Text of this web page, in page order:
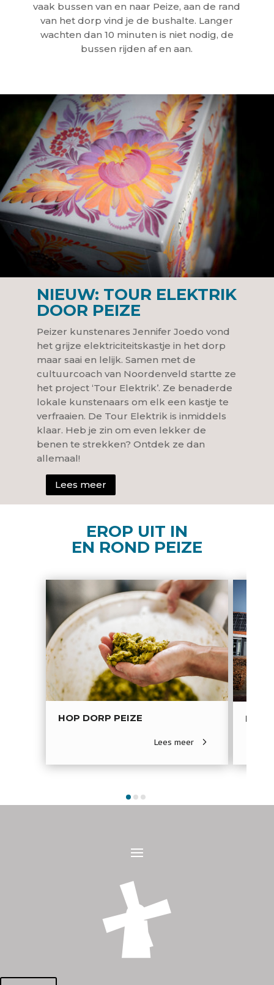
vaak bussen van en naar Peize, aan de rand
van het dorp vind je de bushalte. Langer
wachten dan 10 minuten is niet nodig, de
bussen rijden af en aan.
NIEUW: TOUR ELEKTRIK
DOOR PEIZE
Peizer kunstenares Jennifer Joedo vond
het grijze elektriciteitskastje in het dorp
maar saai en lelijk. Samen met de
cultuurcoach van Noordenveld startte ze
het project ‘Tour Elektrik’. Ze benaderde
lokale kunstenaars om elk een kastje te
verfraaien. De Tour Elektrik is inmiddels
klaar. Heb je zin om even lekker de
benen te strekken? Ontdek ze dan
allemaal!
Lees meer
EROP UIT IN
EN ROND PEIZE
HOP DORP PEIZE
Lees meer